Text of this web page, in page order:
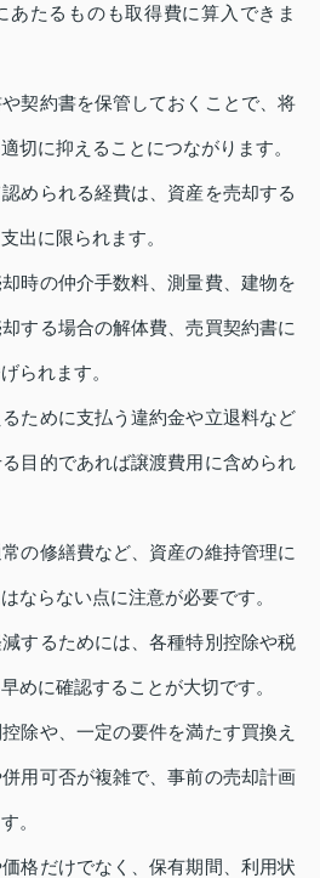
あたるものも取得費に算入できま
契約書を保管しておくことで、将
切に抑えることにつながります。
められる経費は、資産を売却する
出に限られます。
時の仲介手数料、測量費、建物を
する場合の解体費、売買契約書に
られます。
ために支払う違約金や立退料など
目的であれば譲渡費用に含められ
の修繕費など、資産の維持管理に
ならない点に注意が必要です。
するためには、各種特別控除や税
めに確認することが大切です。
除や、一定の要件を満たす買換え
用可否が複雑で、事前の売却計画
。
格だけでなく、保有期間、利用状